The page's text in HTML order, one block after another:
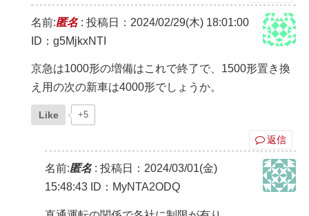
名前:匿名: 投稿日：2024/02/29(木) 18:01:00
ID：g5MjkxNTI
京急は1000形の増備はこれで終了で、1500形置き換
え用の次の新車は4000形でしょうか。
Like +5
返信
名前:匿名: 投稿日：2024/03/01(金)
15:48:43 ID：MyNTA2ODQ